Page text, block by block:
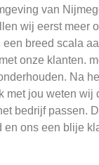
van
wij eerst meer
breed scala
onze klanten.
Na
met jou weten wij
bedrijf passen.
en ons een blije